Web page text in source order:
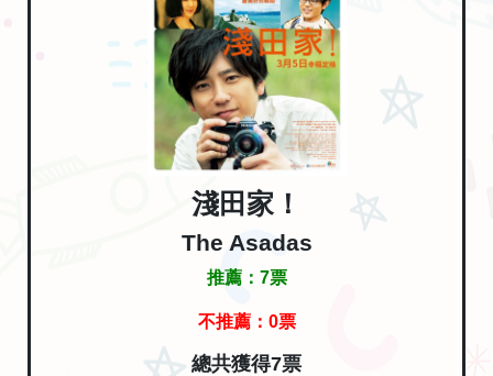
淺田家！
The Asadas
推薦： 7票
不推薦： 0票
總共獲得7票